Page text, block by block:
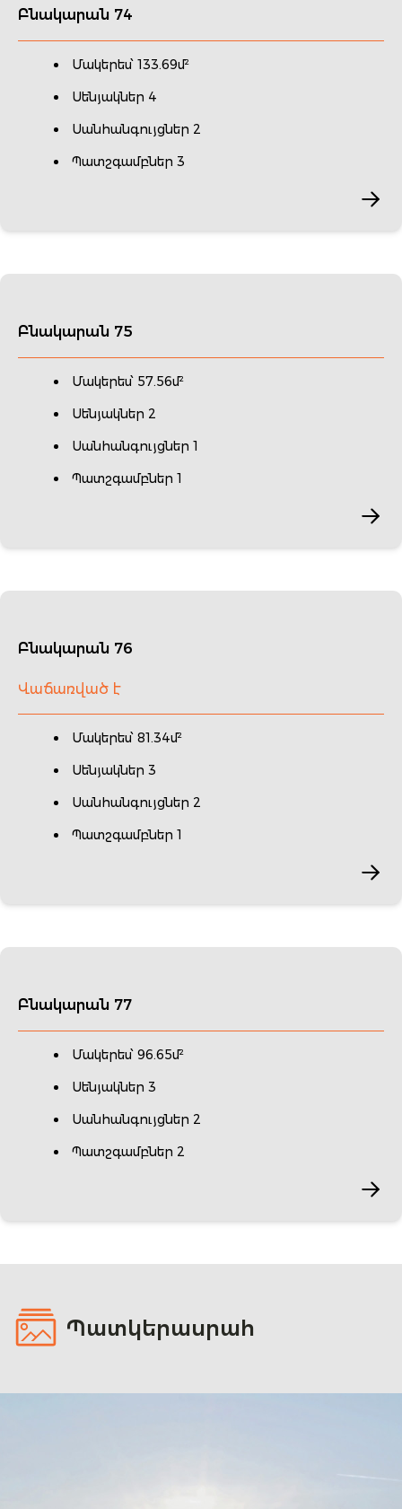
Բնակարան 74
Մակերես՝ 133.69մ²
Սենյակներ 4
Սանհանգույցներ 2
Պատշգամբներ 3
Բնակարան 75
Մակերես՝ 57.56մ²
Սենյակներ 2
Սանհանգույցներ 1
Պատշգամբներ 1
Բնակարան 76
Վաճառված է
Մակերես՝ 81.34մ²
Սենյակներ 3
Սանհանգույցներ 2
Պատշգամբներ 1
Բնակարան 77
Մակերես՝ 96.65մ²
Սենյակներ 3
Սանհանգույցներ 2
Պատշգամբներ 2
Պատկերասրահ